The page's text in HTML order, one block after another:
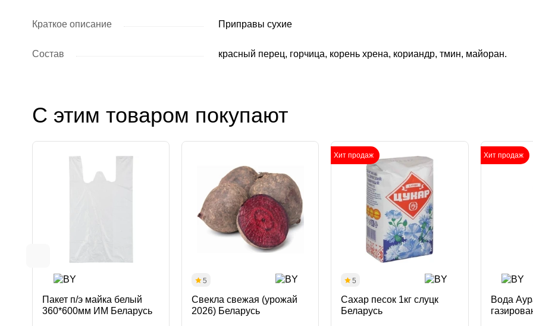
Краткое описание Приправы сухие
Состав красный перец, горчица, корень хрена, кориандр, тмин, майоран.
С этим товаром покупают
Пакет п/э майка белый
360*600мм ИМ Беларусь
5
Свекла свежая (урожай
2026) Беларусь
Хит продаж
5
Сахар песок 1кг слуцк
Беларусь
Хит продаж
Вода